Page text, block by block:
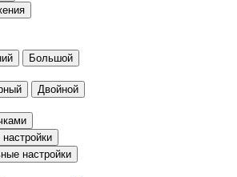
Большой
Двойной
настройки